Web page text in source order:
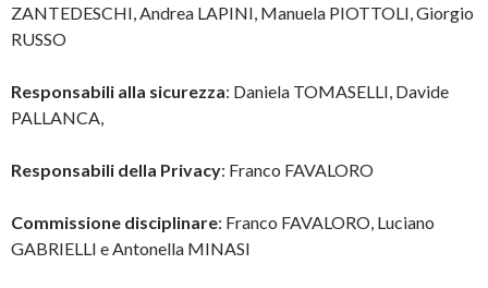
ZANTEDESCHI, Andrea LAPINI, Manuela PIOTTOLI, Giorgio
RUSSO
Responsabili alla sicurezza: Daniela TOMASELLI, Davide
PALLANCA,
Responsabili della Privacy: Franco FAVALORO
Commissione disciplinare: Franco FAVALORO, Luciano
GABRIELLI e Antonella MINASI